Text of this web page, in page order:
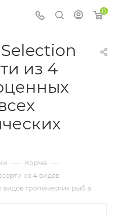
0
из 4
— Корма —
из 4 видов
тропических рыб в